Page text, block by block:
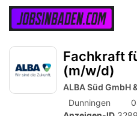
Accessibility
Modus
aktivieren
zur
zum
Fachkraft
(m/w/d)
ALBA Süd GmbH
Dunningen